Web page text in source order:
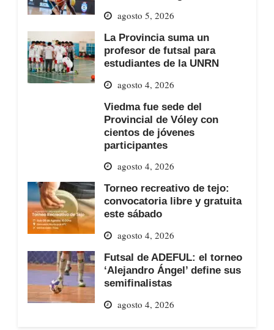
agosto 5, 2026
La Provincia suma un
profesor de futsal para
estudiantes de la UNRN
agosto 4, 2026
Viedma fue sede del
Provincial de Vóley con
cientos de jóvenes
participantes
agosto 4, 2026
Torneo recreativo de tejo:
convocatoria libre y gratuita
este sábado
agosto 4, 2026
Futsal de ADEFUL: el torneo
‘Alejandro Ángel’ define sus
semifinalistas
agosto 4, 2026